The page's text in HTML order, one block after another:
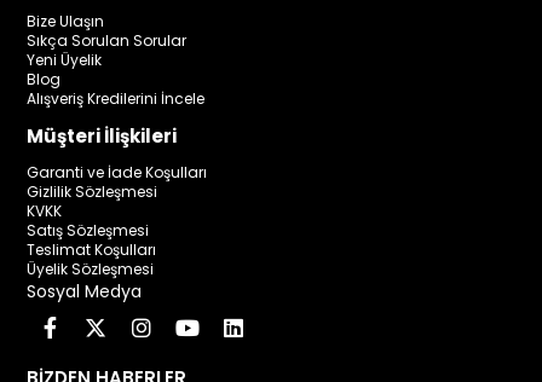
Bize Ulaşın
Sıkça Sorulan Sorular
Yeni Üyelik
Blog
Alışveriş Kredilerini İncele
Müşteri İlişkileri
Garanti ve İade Koşulları
Gizlilik Sözleşmesi
KVKK
Satış Sözleşmesi
Teslimat Koşulları
Üyelik Sözleşmesi
Sosyal Medya